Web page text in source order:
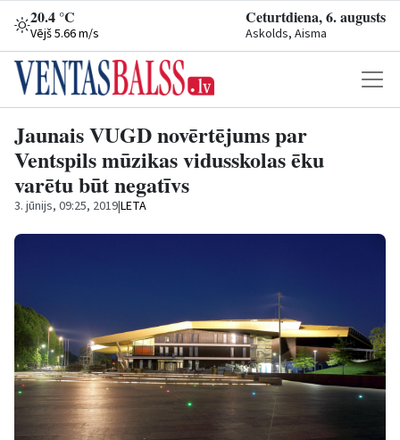
20.4 °C
Vējš 5.66 m/s
Ceturtdiena, 6. augusts
Askolds, Aisma
Jaunais VUGD novērtējums par
Ventspils mūzikas vidusskolas ēku
varētu būt negatīvs
3. jūnijs, 09:25, 2019|LETA